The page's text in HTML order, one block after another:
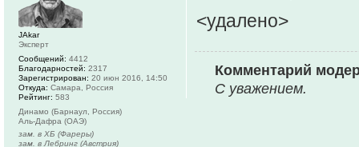
<удалено>
Комментарий
С уважением.
JAkar
Эксперт
Сообщений: 4412
Благодарностей: 2317
Зарегистрирован: 20 июн 2016, 14:50
Откуда: Самара, Россия
Рейтинг: 583
Динамо (Барнаул, Россия)
Аль-Дафра (ОАЭ)
зам. в ХБ (Фареры)
зам. в Лебринг (Австрия)